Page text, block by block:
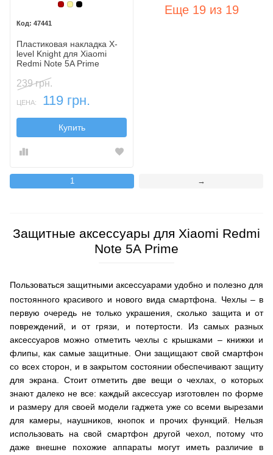
Бордовый
Золотой
Черный
47441
Пластиковая накладка X-
level Knight для Xiaomi
Redmi Note 5A Prime
239 грн.
ЦЕНА: 119 грн.
Купить
Еще 19 из 19
1 →
Защитные аксессуары для Xiaomi Redmi
Note 5A Prime
Пользоваться защитными аксессуарами удобно и полезно для
постоянного красивого и нового вида смартфона. Чехлы – в
первую очередь не только украшения, сколько защита и от
повреждений, и от грязи, и потертости. Из самых разных
аксессуаров можно отметить чехлы с крышками – книжки и
флипы, как самые защитные. Они защищают свой смартфон
со всех сторон, и в закрытом состоянии обеспечивают защиту
для экрана. Стоит отметить две вещи о чехлах, о которых
знают далеко не все: каждый аксессуар изготовлен по форме
и размеру для своей модели гаджета уже со всеми вырезами
для камеры, наушников, кнопок и прочих функций. Нельзя
использовать на свой смартфон другой чехол, потому что
даже внешне похожие аппараты могут иметь различие в